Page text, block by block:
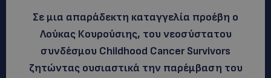
Σε μια απαράδεκτη καταγγελία προέβη ο
Λούκας Κουρούσιης, του νεοσύστατου
συνδέσμου Childhood Cancer Survivors
ζητώντας ουσιαστικά την παρέμβαση του